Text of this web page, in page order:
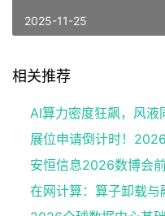
2025-11-25
相关推荐